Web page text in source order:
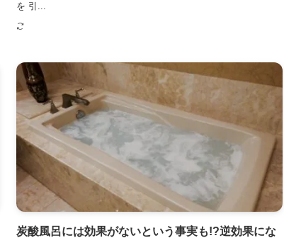
を 引...
炭酸風呂には効果がないという事実も!?逆効果にな